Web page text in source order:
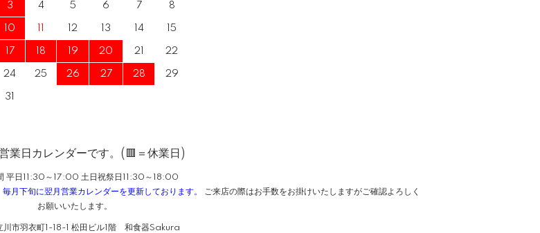
3 4 5 6 7 8
10 12 13 14 15
17 18 19 20 21 22
24 25 26 27 28 29
31
業日カレンダーです。(🟥＝休業日)
平日11:30～17:00 土日祝祭日11:30～18:00
月下旬に翌月営業カレンダーを更新しております。
ご来店の際はお手数をお掛けいたしますがご確認よろしく
お願いいたします。
川市羽衣町1-18-1 松田ビル1階 和食器Sakura